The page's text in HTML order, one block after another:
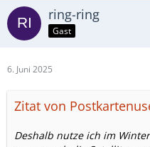
ring-ring
Gast
6. Juni 2025
Zitat von
Deshalb nutze ich im